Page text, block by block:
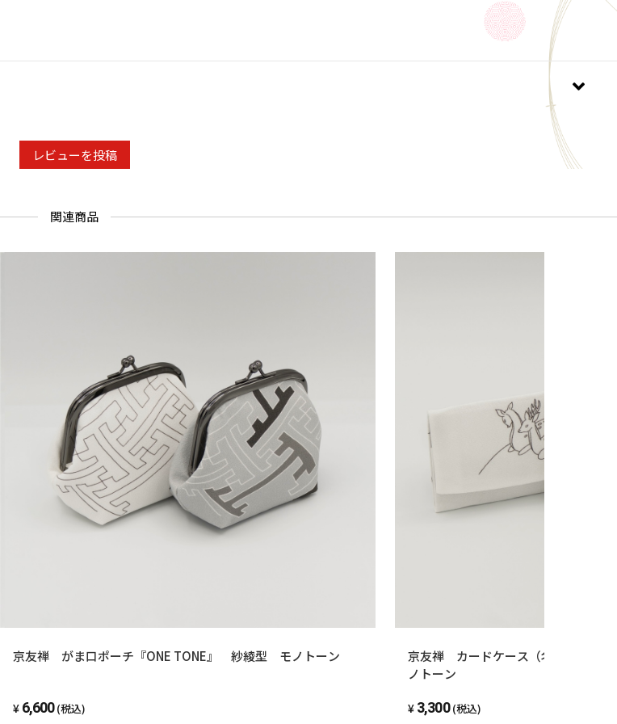
む）、口金幅110mm
（写真11枚目参照）
■ご購入に際しての注意点
・手描友禅のため、水ぬれにご注意ください。
濡れた場合はこすったりせずに水分をふき取り
乾かしてからお使いください。
りますので
ご不便をおかけいたしますがご了承ください。
レビューを投稿
関連商品
京友禅 がま口ポーチ『ONE TONE』 紗綾型 モノトーン
6,600 (税込)
京友禅 カードケース（名刺ケース
ノトーン
3,300 (税込)